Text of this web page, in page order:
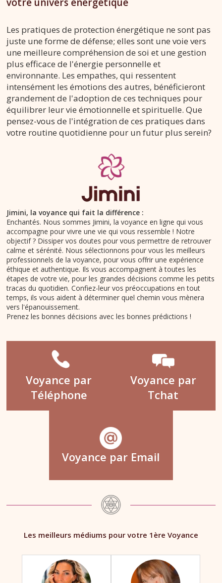
votre univers énergétique
Les pratiques de protection énergétique ne sont pas
juste une forme de défense; elles sont une voie vers
une meilleure compréhension de soi et une gestion
plus efficace de l'énergie personnelle et
environnante. Les empathes, qui ressentent
intensément les émotions des autres, bénéficieront
grandement de l'adoption de ces techniques pour
équilibrer leur vie émotionnelle et spirituelle. Que
pensez-vous de l'intégration de ces pratiques dans
votre routine quotidienne pour un futur plus serein?
Jimini, la voyance qui fait la différence :
Enchantés. Nous sommes Jimini, la voyance en ligne qui vous
accompagne pour vivre une vie qui vous ressemble ! Notre
objectif ? Dissiper vos doutes pour vous permettre de retrouver
calme et sérénité. Nous sélectionnons pour vous les meilleurs
professionnels de la voyance, pour vous offrir une expérience
éthique et authentique. Ils vous accompagnent à toutes les
étapes de votre vie, pour les grandes décisions comme les petits
tracas du quotidien. Confiez-leur vos préoccupations en tout
temps, ils vous aident à déterminer quel chemin vous mènera
vers l'épanouissement.
Prenez les bonnes décisions avec les bonnes prédictions !
Voyance par
Téléphone
Voyance par
Tchat
Voyance par Email
Les meilleurs médiums pour votre 1ère Voyance